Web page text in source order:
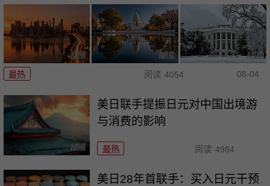
最热 阅读 4054 08-04
美日联手提振日元对中国出境游
与消费的影响
最热 阅读 4984
美日28年首联手：买入日元干预